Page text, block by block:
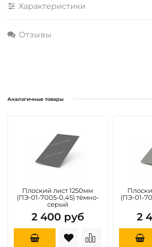
Характеристики
Отзывы
Аналогичные товары
Плоский лист 1250мм
(ПЭ-01-7005-0,45) тёмно-
серый
2 400 руб
(ПЭ-01-
2